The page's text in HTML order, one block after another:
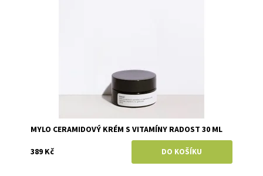
MYLO CERAMIDOVÝ KRÉM S VITAMÍNY RADOST 30 ML
389 Kč